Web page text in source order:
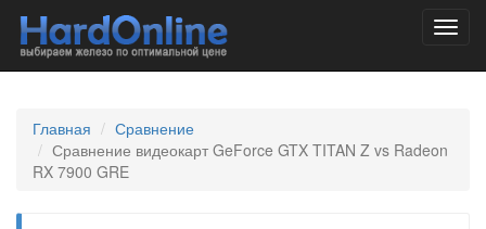
Главная
Сравнение
Сравнение видеокарт GeForce GTX TITAN Z vs Radeon
RX 7900 GRE